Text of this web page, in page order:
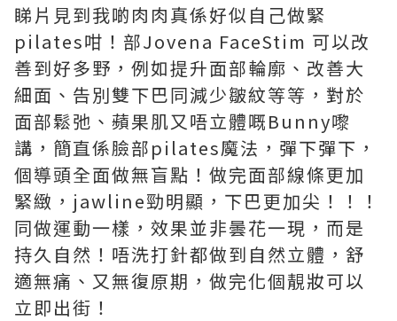
睇片見到我啲肉肉真係好似自己做緊
pilates咁！部Jovena FaceStim 可以改
善到好多野，例如提升面部輪廓、改善大
細面、告別雙下巴同減少皺紋等等，對於
面部鬆弛、蘋果肌又唔立體嘅Bunny嚟
講，簡直係臉部pilates魔法，彈下彈下，
個導頭全面做無盲點！做完面部線條更加
緊緻，jawline勁明顯，下巴更加尖！！！
同做運動一樣，效果並非曇花一現，而是
持久自然！唔洗打針都做到自然立體，舒
適無痛、又無復原期，做完化個靚妝可以
立即出街！